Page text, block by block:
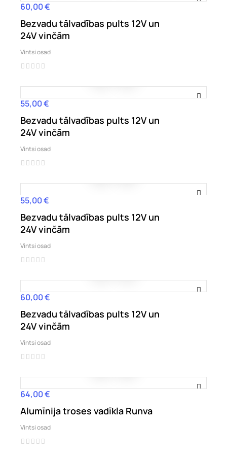
Hind
60,00 €
Bezvadu tālvadības pults 12V un
24V vinčām
Vintsi osad
Hind
55,00 €
Bezvadu tālvadības pults 12V un
24V vinčām
Vintsi osad
Hind
55,00 €
Bezvadu tālvadības pults 12V un
24V vinčām
Vintsi osad
Hind
60,00 €
Bezvadu tālvadības pults 12V un
24V vinčām
Vintsi osad
Hind
64,00 €
Alumīnija troses vadīkla Runva
Vintsi osad